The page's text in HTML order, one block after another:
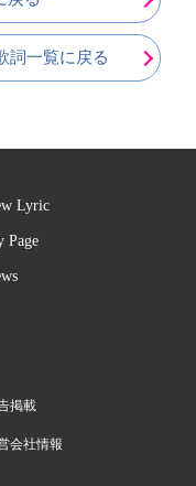
詞一覧に戻る
Lyric
Page
掲載
会社情報